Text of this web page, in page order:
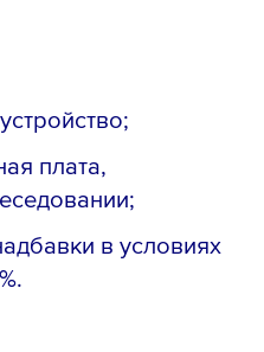
плата,
в условиях